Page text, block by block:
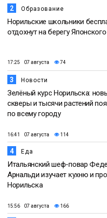
2 Образование
Норильские школьники
отдохнут на берегу
17:25 07 августа 74
3 Новости
Зелёный курс Норильска:
скверы и тысячи растений
по всему городу
16:41 07 августа 114
4 Еда
Итальянский шеф-повар
Арнальди изучает кухню и
Норильска
15:56 07 августа 166